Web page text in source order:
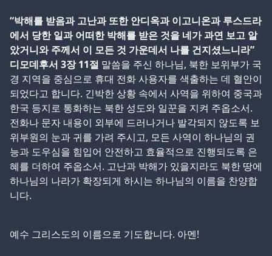
“박해를 받음과 고난과 또한 안디옥과 이고니온과 루스드라
에서 당한 일과 어떠한 박해를 받은 것을 네가 과연 보고 알
았거니와 주께서 이 모든 것 가운데서 나를 건지셨느니라”
디모데후서 3장 11절 말씀을 주신 하나님, 북한 보위부가 국
경 지역을 중심으로 휴대 전화 사용자를 색출하는 데 혈안이
되었다고 합니다. 긴박한 상황 속에서 사역을 위하여 중국과
한국 등지로 통화하는 북한 성도와 일꾼을 지켜 주옵소서.
전화나 문자 내용이 외부에 드러나거나 발각되지 않도록 보
위부원의 눈과 귀를 가려 주시고, 모든 사역이 하나님의 권
능과 도우심을 힘입어 안전하고 효율적으로 진행되도록 은
혜를 더하여 주옵소서. 고난과 박해가 있을지라도 북한 땅에
하나님의 나라가 확장되게 하시는 하나님의 이름을 찬양합
니다.
예수 그리스도의 이름으로 기도합니다. 아멘!